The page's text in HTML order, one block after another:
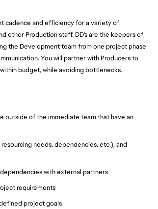
cadence and efficiency for a variety of
other Production staff. DD's are the keepers of
the Development team from one project phase
You will partner with Producers to
budget, while avoiding bottlenecks.
outside of the immediate team that have an
needs, dependencies, etc.), and
with external partners
requirements
project goals